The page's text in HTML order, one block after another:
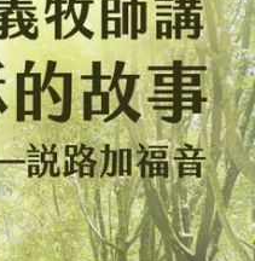
運動休閒 親子玩具
化妝保養 情趣用品